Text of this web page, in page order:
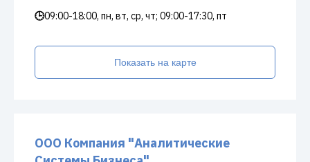
🕒09:00-18:00, пн, вт, ср, чт; 09:00-17:30, пт
Показать на карте
ООО Компания "Аналитические